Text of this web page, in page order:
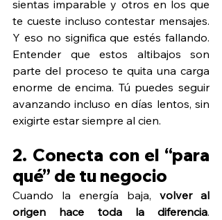
sientas imparable y otros en los que
te cueste incluso contestar mensajes.
Y eso no significa que estés fallando.
Entender que estos altibajos son
parte del proceso te quita una carga
enorme de encima. Tú puedes seguir
avanzando incluso en días lentos, sin
exigirte estar siempre al cien.
2. Conecta con el “para
qué” de tu negocio
Cuando la energía baja, volver al
origen hace toda la diferencia.